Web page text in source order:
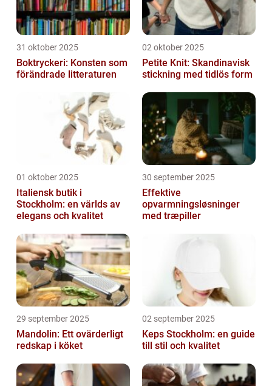
31 oktober 2025
Boktryckeri: Konsten som
förändrade litteraturen
02 oktober 2025
Petite Knit: Skandinavisk
stickning med tidlös form
01 oktober 2025
Italiensk butik i
Stockholm: en världs av
elegans och kvalitet
30 september 2025
Effektive
opvarmningsløsninger
med træpiller
29 september 2025
Mandolin: Ett ovärderligt
redskap i köket
02 september 2025
Keps Stockholm: en guide
till stil och kvalitet